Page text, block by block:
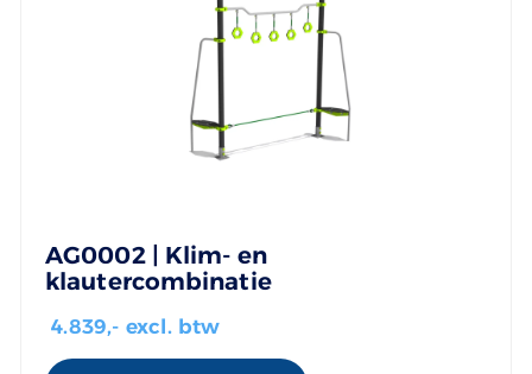
AG0002 | Klim- en
klautercombinatie
4.839,- excl. btw